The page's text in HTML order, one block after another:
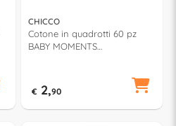
CHICCO
Cotone in quadrotti 60 pz
BABY MOMENTS
€ 2,90